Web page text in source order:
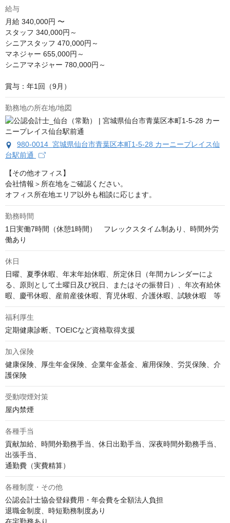
給与
月給 340,000円 〜
スタッフ 340,000円～
シニアスタッフ 470,000円～
マネジャー 655,000円～
シニアマネジャー 780,000円～
賞与：年1回（9月）
勤務地の所在地/地図
980-0014 宮城県仙台市青葉区本町1-5-28 カーニープレイス仙
台駅前通
【その他オフィス】
会社情報＞所在地をご確認ください。
オフィス所在地エリア以外も相談に応じます。
勤務時間
1日実働7時間（休憩1時間）　フレックスタイム制あり、時間外労
働あり
休日
日曜、夏季休暇、年末年始休暇、所定休日（年間カレンダーによ
る、原則として土曜日及び祝日、またはその振替日）、年次有給休
暇、慶弔休暇、産前産後休暇、育児休暇、介護休暇、試験休暇　等
福利厚生
定期健康診断、TOEICなど資格取得支援
加入保険
健康保険、厚生年金保険、企業年金基金、雇用保険、労災保険、介
護保険
受動喫煙対策
屋内禁煙
各種手当
貢献加給、時間外勤務手当、休日出勤手当、深夜時間外勤務手当、
出張手当、
通勤費（実費精算）
各種制度・その他
公認会計士協会登録費用・年会費を全額法人負担
退職金制度、時短勤務制度あり